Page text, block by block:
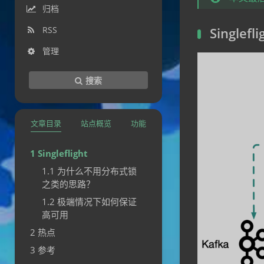
归档
RSS
管理
搜索
文章目录 站点概览 功能
Singleflight
为什么不用分布式锁
之类的思路？
极端情况下如何保证
高可用
热点
参考